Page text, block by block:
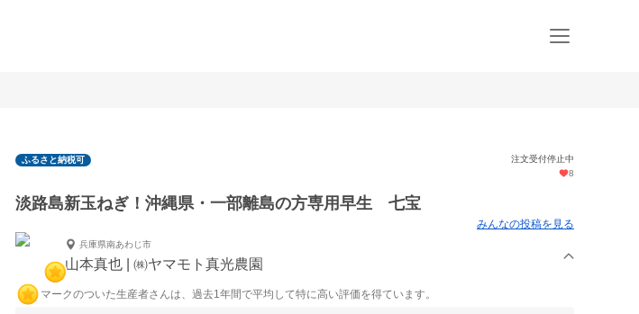
ふるさと納税可
注文受付停止中
8
淡路島新玉ねぎ！沖縄県・一部離島の方専用早生 七宝
みんなの投稿を見る
兵庫県南あわじ市
山本真也 | ㈱ヤマモト真光農園
マークのついた生産者さんは、過去1年間で平均して特に高い評価を得ています。